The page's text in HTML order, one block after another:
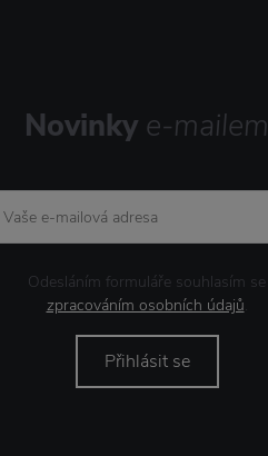
Novinky e-mailem
Odesláním formuláře souhlasím se
zpracováním osobních údajů.
Přihlásit se